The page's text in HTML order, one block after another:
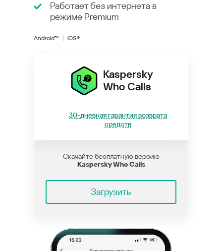
Работает без интернета в
режиме Premium
Android™ iOS®
Kaspersky
Who Calls
30-дневная гарантия возврата
средств
Скачайте бесплатную версию
Kaspersky Who Calls
Загрузить